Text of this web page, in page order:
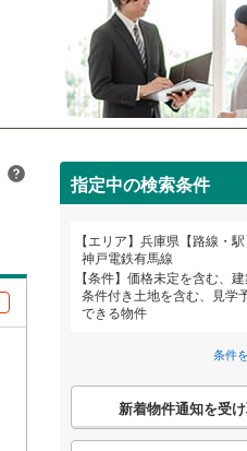
指定中の検索条件
エリア
兵庫県【路線・駅
神戸電鉄有馬線
条件
価格未定を含む、
条件付き土地を含む、見学
できる物件
条件
こ
検
新着物件通知を受
和歌山
鹿児島
条件をリセ
芦屋市(16)
豊岡市 0)
西脇市(0)
三田市(1)
朝来市(0)
加東市(1)
神崎郡市川町(0)
揖保郡太子町(0)
条件をリセ
条件をリセ
阪急伊丹線(86
阪神本線 150)
能勢電鉄妙見線(76)
山陽電鉄網干線(9)
北条鉄道(1)
条件をリセ
条件をリセ
小学校まで1km以内 （2
条件をリセ